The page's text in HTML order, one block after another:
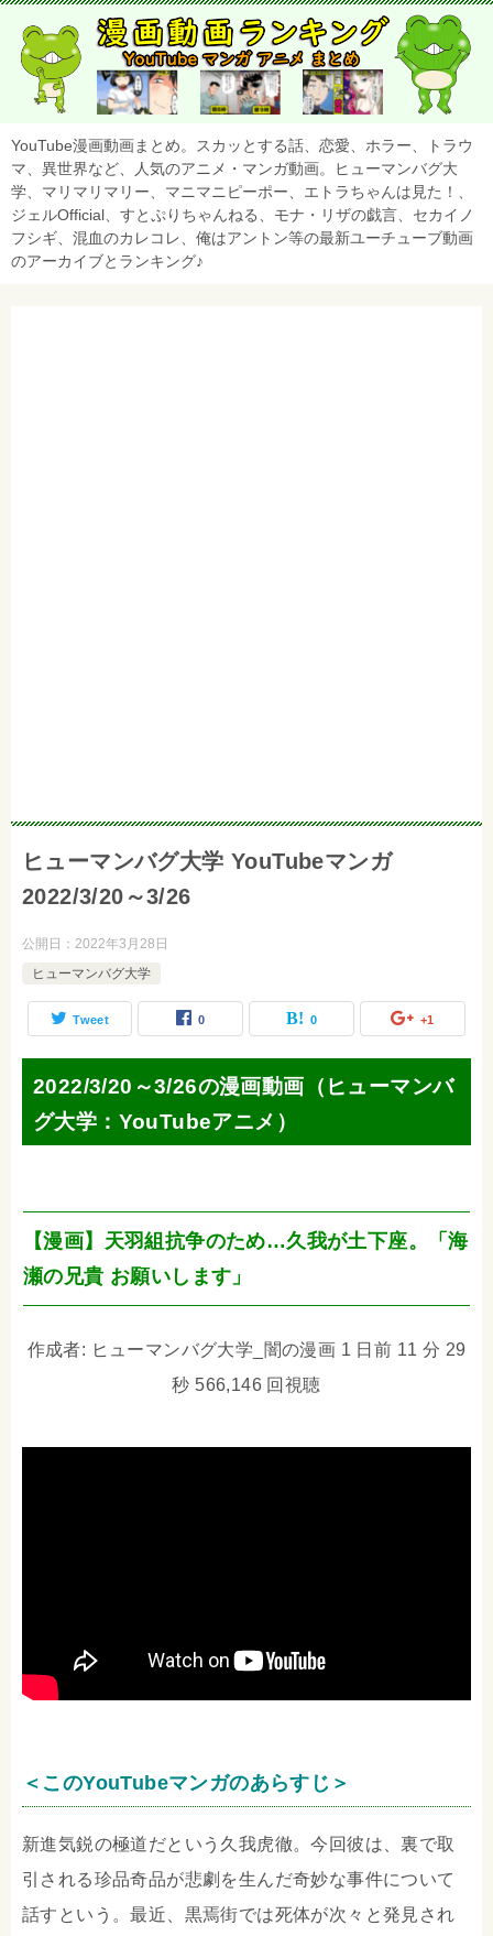
YouTube漫画動画まとめ。スカッとする話、恋愛、ホラー、トラウ
マ、異世界など、人気のアニメ・マンガ動画。ヒューマンバグ大
学、マリマリマリー、マニマニピーポー、エトラちゃんは見た！、
ジェルOfficial、すとぷりちゃんねる、モナ・リザの戯言、セカイノ
フシギ、混血のカレコレ、俺はアントン等の最新ユーチューブ動画
のアーカイブとランキング♪
ヒューマンバグ大学 YouTubeマンガ
2022/3/20～3/26
公開日： 2022年3月28日
ヒューマンバグ大学
Tweet 0 0 +1
2022/3/20～3/26の漫画動画（ヒューマンバ
グ大学：YouTubeアニメ）
【漫画】天羽組抗争のため…久我が土下座。「海
瀬の兄貴 お願いします」
作成者: ヒューマンバグ大学_闇の漫画 1 日前 11 分 29
秒 566,146 回視聴
＜このYouTubeマンガのあらすじ＞
新進気鋭の極道だという久我虎徹。今回彼は、裏で取
引される珍品奇品が悲劇を生んだ奇妙な事件について
話すという。最近、黒焉街では死体が次々と発見され